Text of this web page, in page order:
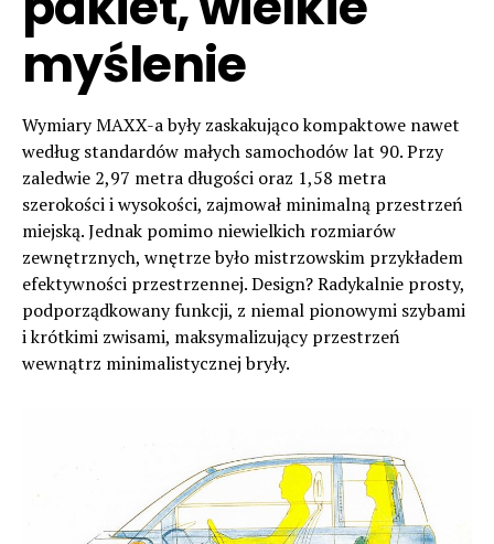
myślenie
Wymiary MAXX-a były zaskakująco kompaktowe nawet
według standardów małych samochodów lat 90. Przy
zaledwie 2,97 metra długości oraz 1,58 metra
szerokości i wysokości, zajmował minimalną przestrzeń
miejską. Jednak pomimo niewielkich rozmiarów
zewnętrznych, wnętrze było mistrzowskim przykładem
efektywności przestrzennej. Design? Radykalnie prosty,
podporządkowany funkcji, z niemal pionowymi szybami
i krótkimi zwisami, maksymalizujący przestrzeń
wewnątrz minimalistycznej bryły.